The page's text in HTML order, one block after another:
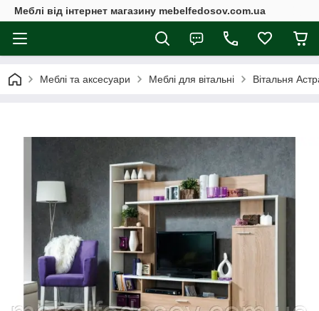
Меблі від інтернет магазину mebelfedosov.com.ua
Меблі та аксесуари Меблі для вітальні Вітальня